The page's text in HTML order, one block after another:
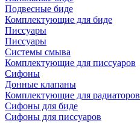
Подвесные биде
Комплектующие для биде
Писсуары
Писсуары
Системы смыва
Комплектующие для писсуаров
Сифоны
Донные клапаны
Комплектующие для радиаторов
Сифоны для биде
Сифоны для писсуаров